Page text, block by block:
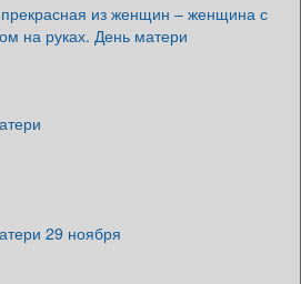
из женщин – женщина с
на руках. День матери
29 ноября